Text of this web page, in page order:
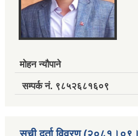
मोहन न्यौपाने
सम्पर्क नं. ९८५२६८१६०९